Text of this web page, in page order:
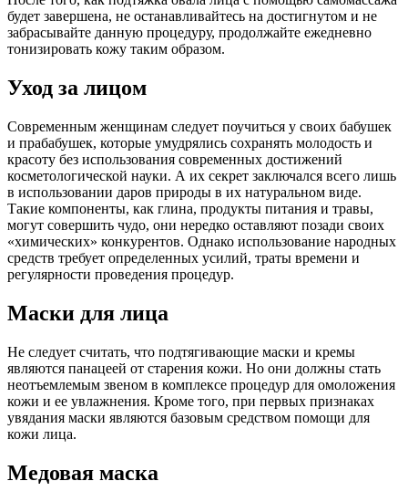
будет завершена, не останавливайтесь на достигнутом и не
забрасывайте данную процедуру, продолжайте ежедневно
тонизировать кожу таким образом.
Уход за лицом
Современным женщинам следует поучиться у своих бабушек
и прабабушек, которые умудрялись сохранять молодость и
красоту без использования современных достижений
косметологической науки. А их секрет заключался всего лишь
в использовании даров природы в их натуральном виде.
Такие компоненты, как глина, продукты питания и травы,
могут совершить чудо, они нередко оставляют позади своих
«химических» конкурентов. Однако использование народных
средств требует определенных усилий, траты времени и
регулярности проведения процедур.
Маски для лица
Не следует считать, что подтягивающие маски и кремы
являются панацеей от старения кожи. Но они должны стать
неотъемлемым звеном в комплексе процедур для омоложения
кожи и ее увлажнения. Кроме того, при первых признаках
увядания маски являются базовым средством помощи для
кожи лица.
Медовая маска